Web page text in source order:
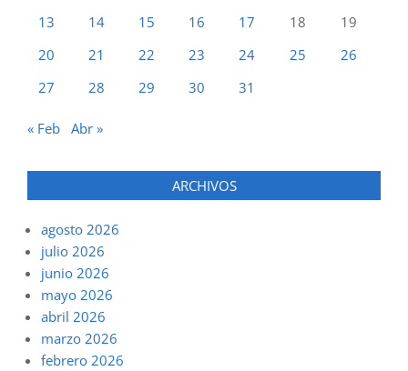
13
14 15 16 17 18
19
20
21 22 23 24 25
26
27
28 29 30 31
« Feb Abr »
ARCHIVOS
agosto 2026
julio 2026
junio 2026
mayo 2026
abril 2026
marzo 2026
febrero 2026